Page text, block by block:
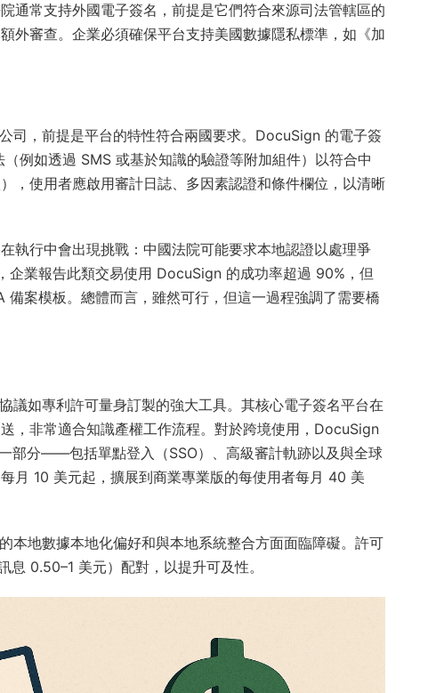
通常支持外國電子簽名，前提是它們符合來源司法管轄區的
外審查。企業必須確保平台支持美國數據隱私標準，如《加
司，前提是平台的特性符合兩國要求。DocuSign 的電子簽
例如透過 SMS 或基於知識的驗證等附加組件）以符合中
，使用者應啟用審計日誌、多因素認證和條件欄位，以清晰
執行中會出現挑戰：中國法院可能要求本地認證以處理爭
企業報告此類交易使用 DocuSign 的成功率超過 90%，但
案模板。總體而言，雖然可行，但這一過程強調了需要橋
如專利許可量身訂製的強大工具。其核心電子簽名平台在
，非常適合知識產權工作流程。對於跨境使用，DocuSign
部分——包括單點登入（SSO）、高級審計軌跡以及與全球
月 10 美元起，擴展到商業專業版的每使用者每月 40 美
地數據本地化偏好和與本地系統整合方面面臨障礙。許可
0.50–1 美元）配對，以提升可及性。